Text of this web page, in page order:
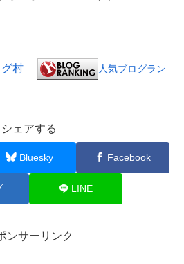
村
人気ブログラン
シェアする
Bluesky Facebook
LINE
ンサーリンク